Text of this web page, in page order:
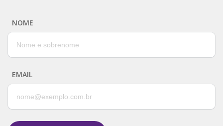
NOME
EMAIL